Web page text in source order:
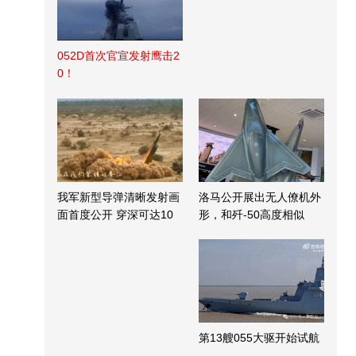
052D首次官宣发射鹰击2
0！
我军新型导弹清晰发射画
面首度公开 穿深可达10
洛马公开展出无人僚机外
形，和歼-50高度相似
第13艘055大驱开始试航